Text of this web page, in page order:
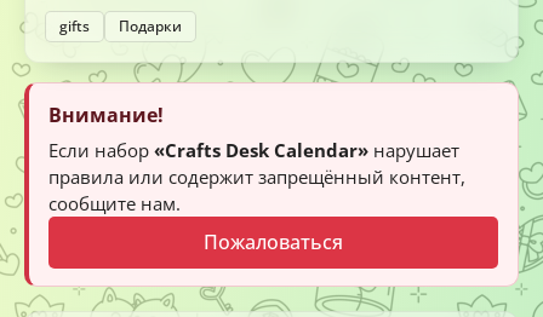
gifts Подарки
Внимание!
Если набор «Crafts Desk Calendar» нарушает
правила или содержит запрещённый контент,
сообщите нам.
Пожаловаться